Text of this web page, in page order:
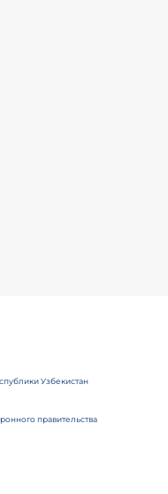
Узбекистан
правительства